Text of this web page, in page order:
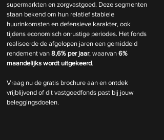
supermarkten en zorgvastgoed. Deze segmenten
staan bekend om hun relatief stabiele
huurinkomsten en defensieve karakter, ook
tijdens economisch onrustige periodes. Het fonds
realiseerde de afgelopen jaren een gemiddeld
rendement van 8,6% per jaar, waarvan 6%
maandelijks wordt uitgekeerd.
Vraag nu de gratis brochure aan en ontdek
vrijblijvend of dit vastgoedfonds past bij jouw
beleggingsdoelen.